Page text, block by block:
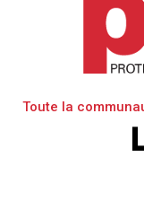
Toute la